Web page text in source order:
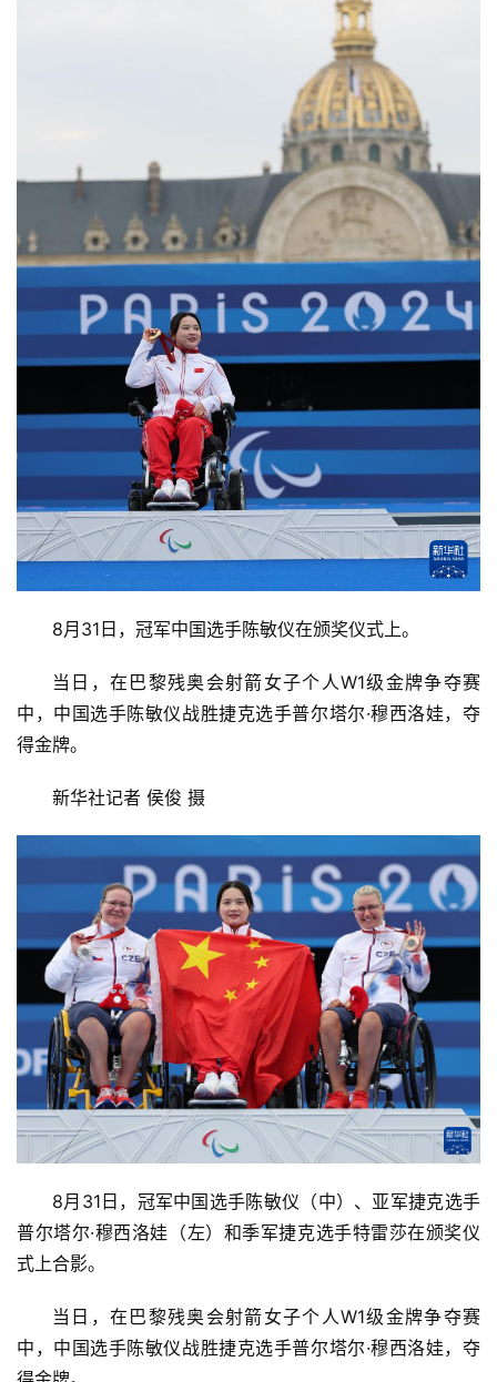
8月31日，冠军中国选手陈敏仪在颁奖仪式上。
当日，在巴黎残奥会射箭女子个人W1级金牌争夺赛
中，中国选手陈敏仪战胜捷克选手普尔塔尔·穆西洛娃，夺
得金牌。
新华社记者 侯俊 摄
8月31日，冠军中国选手陈敏仪（中）、亚军捷克选手
普尔塔尔·穆西洛娃（左）和季军捷克选手特雷莎在颁奖仪
式上合影。
当日，在巴黎残奥会射箭女子个人W1级金牌争夺赛
中，中国选手陈敏仪战胜捷克选手普尔塔尔·穆西洛娃，夺